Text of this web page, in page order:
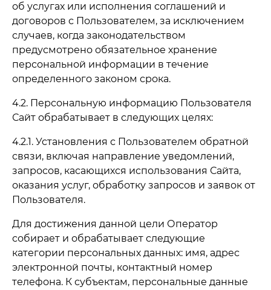
об услугах или исполнения соглашений и
договоров с Пользователем, за исключением
случаев, когда законодательством
предусмотрено обязательное хранение
персональной информации в течение
определенного законом срока.
4.2. Персональную информацию Пользователя
Сайт обрабатывает в следующих целях:
4.2.1. Установления с Пользователем обратной
связи, включая направление уведомлений,
запросов, касающихся использования Сайта,
оказания услуг, обработку запросов и заявок от
Пользователя.
Для достижения данной цели Оператор
собирает и обрабатывает следующие
категории персональных данных: имя, адрес
электронной почты, контактный номер
телефона. К субъектам, персональные данные